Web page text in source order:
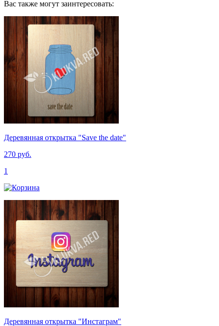
Вас также могут заинтересовать:
Деревянная открытка "Save the date"
270 руб.
1
Деревянная открытка "Инстаграм"